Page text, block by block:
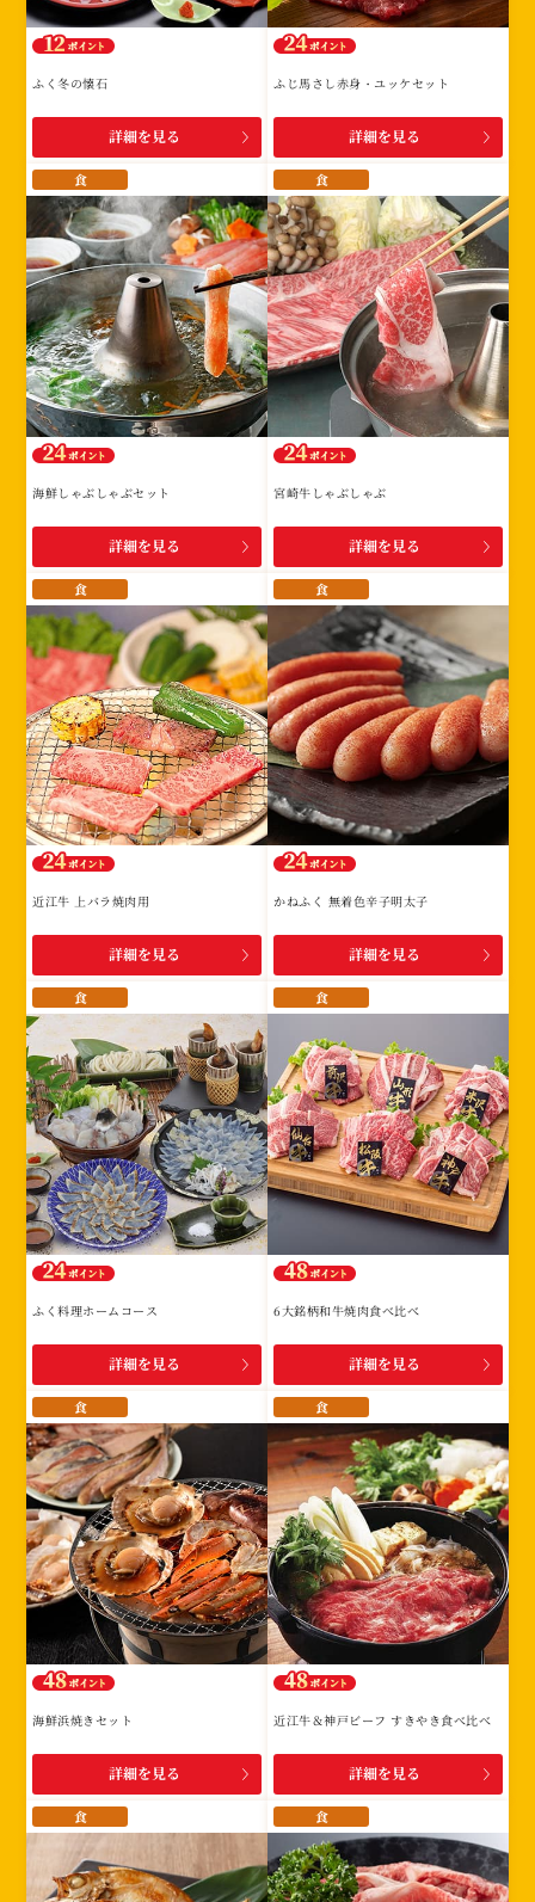
ふく冬の懐石
詳細を見る
ふじ馬さし赤身・ユッケセット
詳細を見る
食
海鮮しゃぶしゃぶセット
詳細を見る
食
宮崎牛しゃぶしゃぶ
詳細を見る
食
近江牛 上バラ焼肉用
詳細を見る
食
かねふく 無着色辛子明太子
詳細を見る
食
ふく料理ホームコース
詳細を見る
食
6大銘柄和牛焼肉食べ比べ
詳細を見る
食
海鮮浜焼きセット
詳細を見る
食
近江牛＆神戸ビーフ すきやき食べ比べ
詳細を見る
食 食